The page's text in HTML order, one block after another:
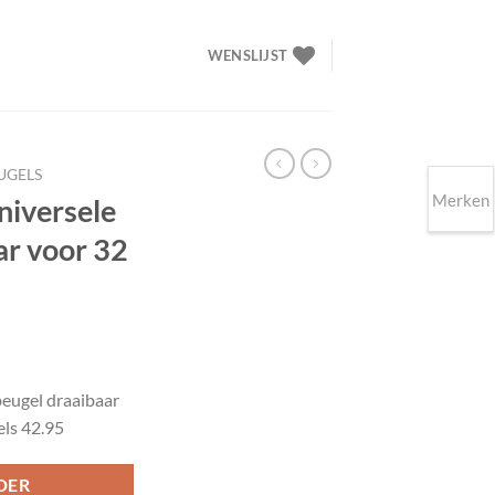
WENSLIJST
voor 32
draaibaar
42.95
Merken